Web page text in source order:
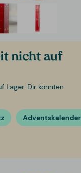
nicht auf
Lager. Dir könnten